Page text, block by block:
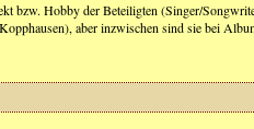
bzw. Hobby der Beteiligten (Singer/
aber inzwischen sind sie bei